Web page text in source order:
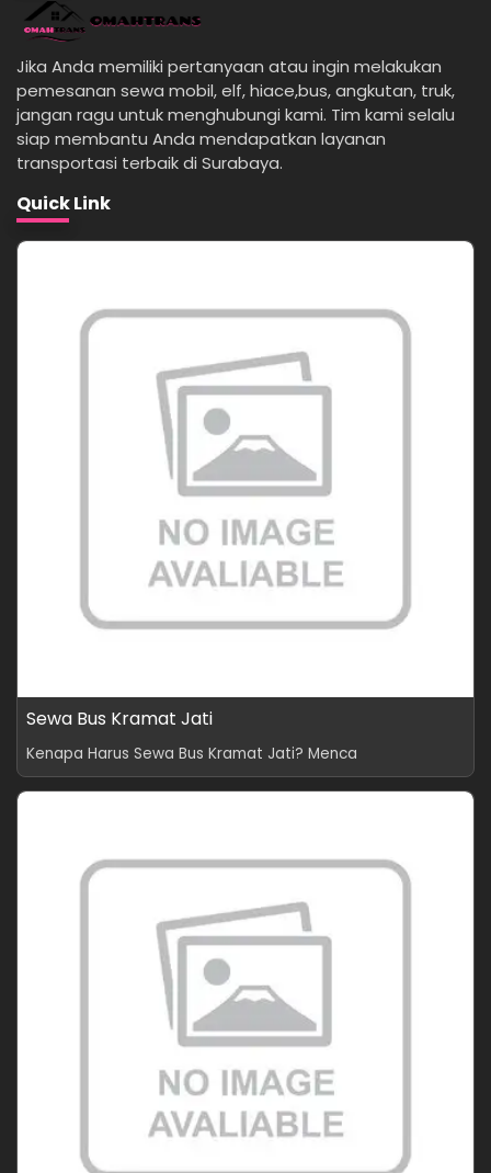
Jika Anda memiliki pertanyaan atau ingin melakukan
pemesanan sewa mobil, elf, hiace,bus, angkutan, truk,
jangan ragu untuk menghubungi kami. Tim kami selalu
siap membantu Anda mendapatkan layanan
transportasi terbaik di Surabaya.
Quick Link
Sewa Bus Kramat Jati
Kenapa Harus Sewa Bus Kramat Jati? Menca